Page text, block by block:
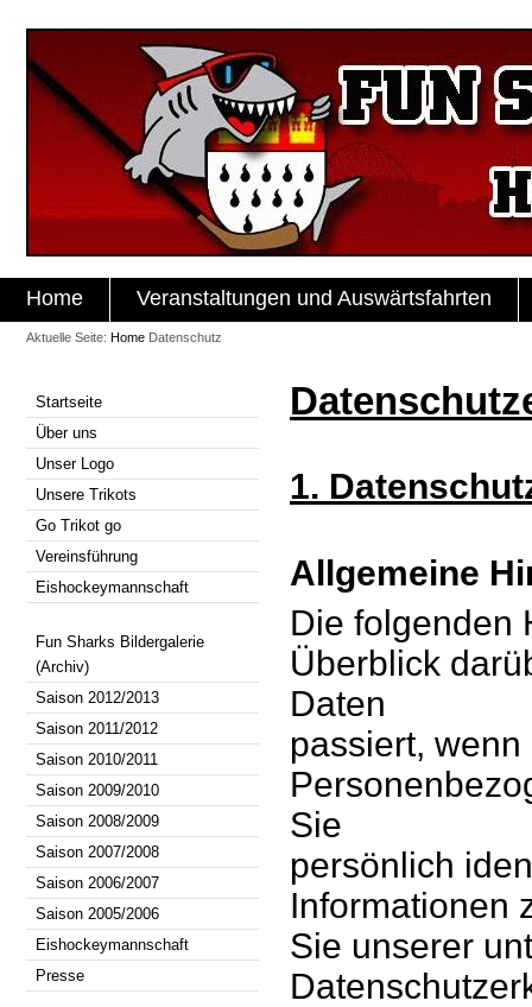
Home Veranstaltungen und Auswärtsfahrten
Aktuelle Seite: Home Datenschutz
Startseite
Über uns
Unser Logo
Unsere Trikots
Go Trikot go
Vereinsführung
Eishockeymannschaft
Fun Sharks Bildergalerie
(Archiv)
Saison 2012/2013
Saison 2011/2012
Saison 2010/2011
Saison 2009/2010
Saison 2008/2009
Saison 2007/2008
Saison 2006/2007
Saison 2005/2006
Eishockeymannschaft
Presse
1.
Allgemeine
Die folgenden
Überblick
Daten
passiert,
Sie
persönlich
Informationen
Sie unserer